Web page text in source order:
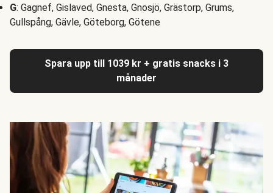
G: Gagnef, Gislaved, Gnesta, Gnosjö, Grästorp, Grums,
Gullspång, Gävle, Göteborg, Götene
Spara upp till 1039 kr + gratis snacks i 3
månader